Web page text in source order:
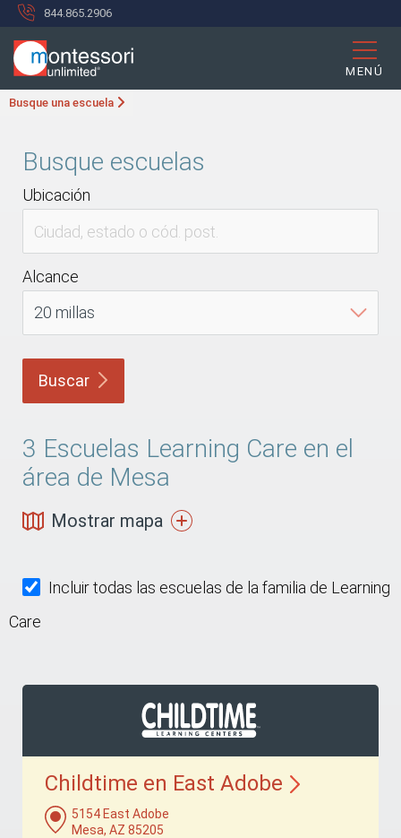
844.865.2906
MENÚ
Busque una escuela
Busque escuelas
Ubicación
Alcance
Buscar
3 Escuelas Learning Care en el
área de Mesa
Mostrar mapa
Incluir todas las escuelas de la familia de Learning
Care
Childtime en East Adobe
5154 East Adobe
Mesa, AZ 85205